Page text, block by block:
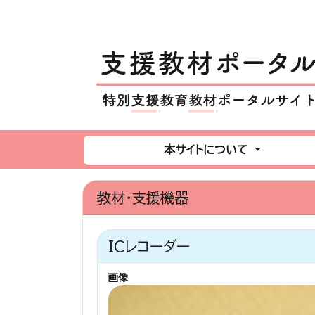
本サイトについて
教材・支援機器
ICレコーダー
画像